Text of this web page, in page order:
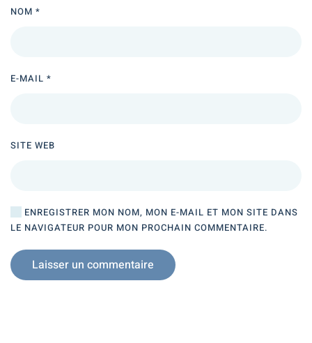
NOM *
E-MAIL *
SITE WEB
ENREGISTRER MON NOM, MON E-MAIL ET MON SITE DANS
LE NAVIGATEUR POUR MON PROCHAIN COMMENTAIRE.
Laisser un commentaire